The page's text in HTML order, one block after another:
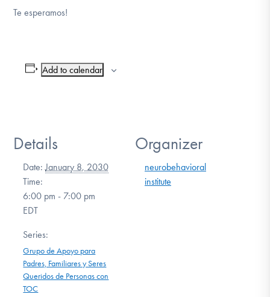
Te esperamos!
Add to calendar
Details
Date: January 8, 2030
Time:
6:00 pm - 7:00 pm
EDT
Series:
Grupo de Apoyo para
Padres, Familiares y Seres
Queridos de Personas con
TOC
Organizer
neurobehavioral
institute